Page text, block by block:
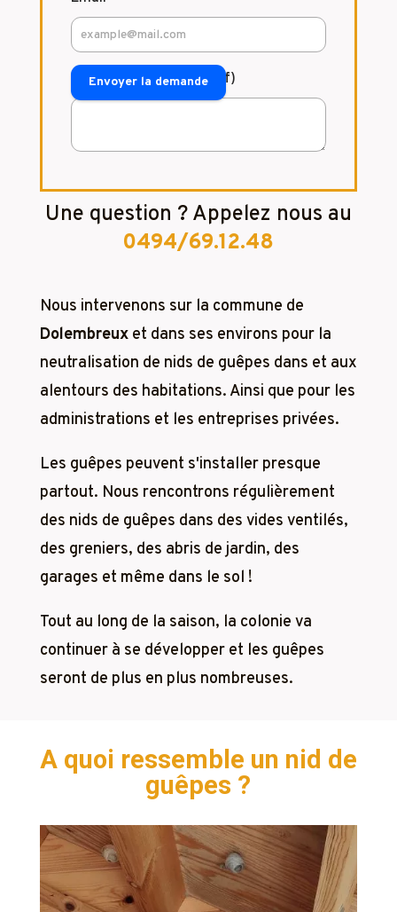
Commentaire (facultatif)
Envoyer la demande
Une question ? Appelez nous au
0494/69.12.48
Nous intervenons sur la commune de
Dolembreuxet dans ses environs pour la
neutralisation de nids de guêpes dans et aux
alentours des habitations. Ainsi que pour les
administrations et les entreprises privées.
Les guêpes peuvent s'installer presque
partout. Nous rencontrons régulièrement
des nids de guêpes dans des vides ventilés,
des greniers, des abris de jardin, des
garages et même dans le sol !
Tout au long de la saison, la colonie va
continuer à se développer et les guêpes
seront de plus en plus nombreuses.
A quoi ressemble un nid de
guêpes ?